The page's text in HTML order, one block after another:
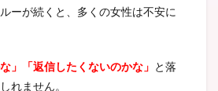
ーが続くと、多くの女性は不安に
」「返信したくないのかな」 と落
れません。